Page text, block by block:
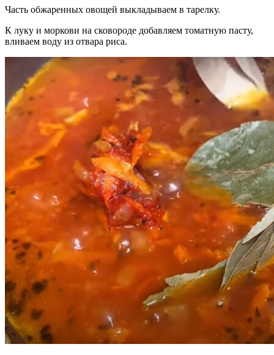
Часть обжаренных овощей выкладываем в тарелку.
К луку и моркови на сковороде добавляем томатную пасту,
вливаем воду из отвара риса.